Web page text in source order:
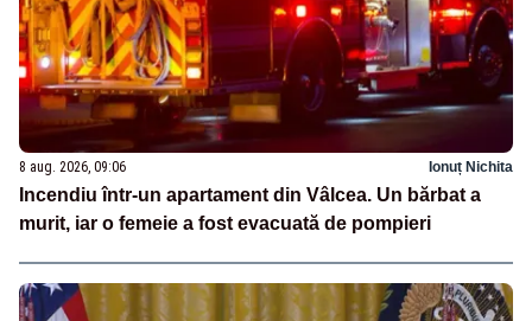
8 aug. 2026, 09:06 Ionuț Nichita
Incendiu într-un apartament din Vâlcea. Un bărbat a
murit, iar o femeie a fost evacuată de pompieri